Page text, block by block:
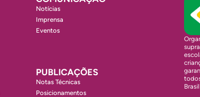
Notícias
Imprensa
Eventos
PUBLICAÇÕES
Notas Técnicas
Posicionamentos